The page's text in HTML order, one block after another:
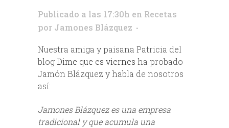
Publicado a las 17:30h en Recetas
por Jamones Blázquez
Nuestra amiga y paisana Patricia del
blogDime que es viernes ha probado
Jamón Blázquez y habla de nosotros
así:
Jamones Blázquez es una empresa
tradicional y que acumula una